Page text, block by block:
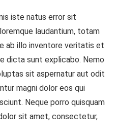
iste natus error sit
laudantium, totam
ab illo inventore veritatis et
dicta sunt explicabo. Nemo
sit aspernatur aut odit
magni dolor eos qui
Neque porro quisquam
sit amet, consectetur,